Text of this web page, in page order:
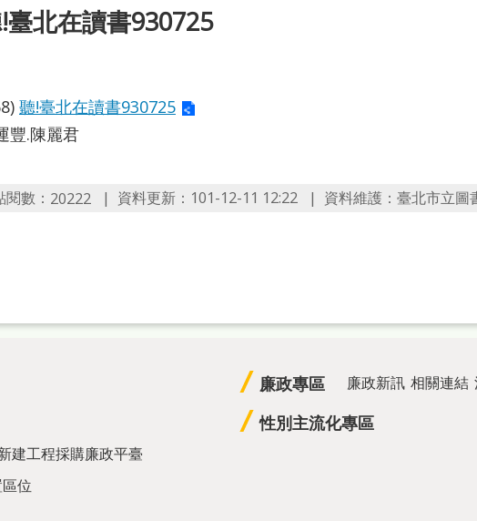
臺北在讀書930725
聽!臺北在讀書930725
豐.陳麗君
閱數： 20222 資料更新：101-12-11 12:22 資料維護：臺北市立圖
建工程採購廉政平臺
位
廉政專區 廉政新訊 相關連結
性別主流化專區